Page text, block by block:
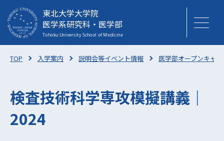
東北大学大学院
医学系研究科・医学部
TOP 入学案内 説明会等イベント情報 医学部オープンキャ
検査技術科学専攻模擬講義｜
2024